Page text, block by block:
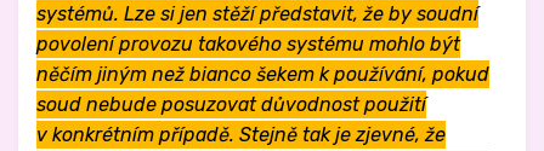
systémů. Lze si jen stěží představit, že by soudní
povolení provozu takového systému mohlo být
něčím jiným než bianco šekem k používání, pokud
soud nebude posuzovat důvodnost použití
v konkrétním případě. Stejně tak je zjevné, že